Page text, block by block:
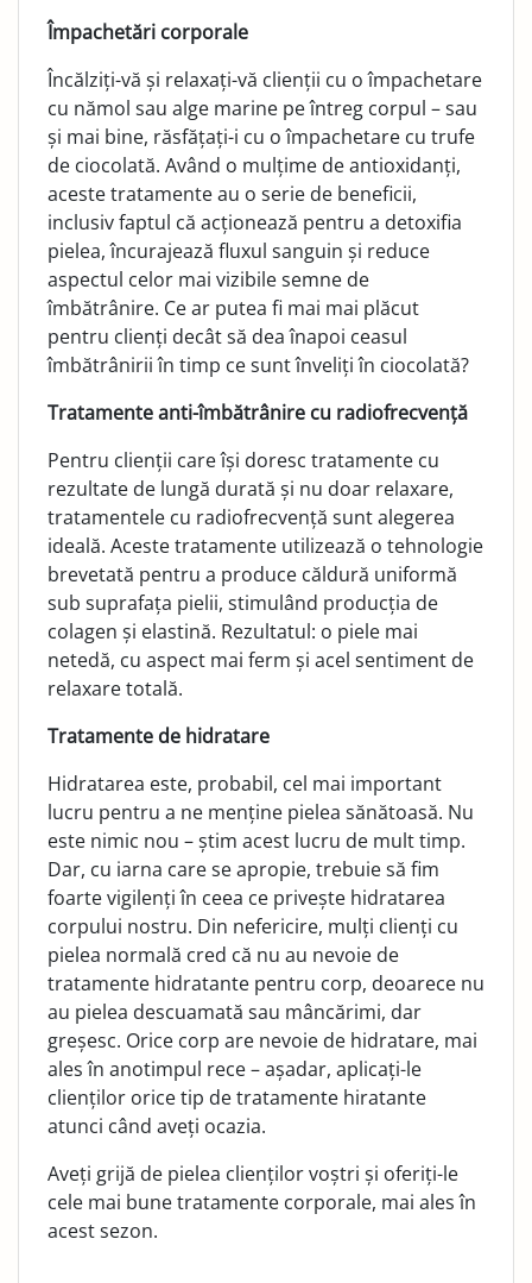
Împachetări corporale
Încălziți-vă și relaxați-vă clienții cu o împachetare
cu nămol sau alge marine pe întreg corpul – sau
și mai bine, răsfățați-i cu o împachetare cu trufe
de ciocolată. Având o mulțime de antioxidanți,
aceste tratamente au o serie de beneficii,
inclusiv faptul că acționează pentru a detoxifia
pielea, încurajează fluxul sanguin și reduce
aspectul celor mai vizibile semne de
îmbătrânire. Ce ar putea fi mai mai plăcut
pentru clienți decât să dea înapoi ceasul
îmbătrânirii în timp ce sunt înveliți în ciocolată?
Tratamente anti-îmbătrânire cu radiofrecvență
Pentru clienții care își doresc tratamente cu
rezultate de lungă durată și nu doar relaxare,
tratamentele cu radiofrecvență sunt alegerea
ideală. Aceste tratamente utilizează o tehnologie
brevetată pentru a produce căldură uniformă
sub suprafața pielii, stimulând producția de
colagen și elastină. Rezultatul: o piele mai
netedă, cu aspect mai ferm și acel sentiment de
relaxare totală.
Tratamente de hidratare
Hidratarea este, probabil, cel mai important
lucru pentru a ne menține pielea sănătoasă. Nu
este nimic nou – știm acest lucru de mult timp.
Dar, cu iarna care se apropie, trebuie să fim
foarte vigilenți în ceea ce privește hidratarea
corpului nostru. Din nefericire, mulți clienți cu
pielea normală cred că nu au nevoie de
tratamente hidratante pentru corp, deoarece nu
au pielea descuamată sau mâncărimi, dar
greșesc. Orice corp are nevoie de hidratare, mai
ales în anotimpul rece – așadar, aplicați-le
clienților orice tip de tratamente hiratante
atunci când aveți ocazia.
Aveți grijă de pielea clienților voștri și oferiți-le
cele mai bune tratamente corporale, mai ales în
acest sezon.